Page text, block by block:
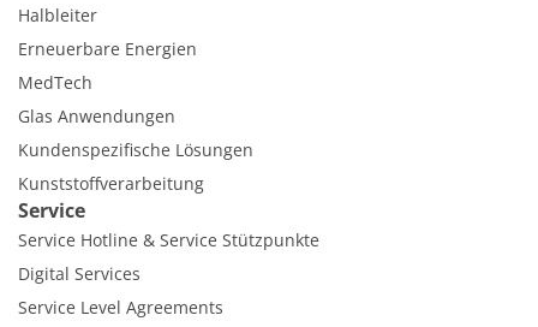
Halbleiter
Erneuerbare Energien
MedTech
Glas Anwendungen
Kundenspezifische Lösungen
Kunststoffverarbeitung
Service
Service Hotline & Service Stützpunkte
Digital Services
Service Level Agreements